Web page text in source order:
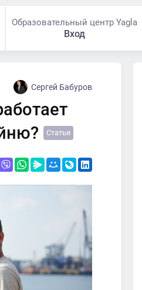
Образовательный центр Yagla
Вход
Сергей Бабуров
Статья